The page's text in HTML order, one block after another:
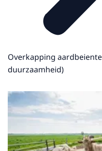
Overkapping
duurzaamheid)